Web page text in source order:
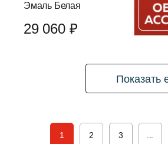
Эмаль Белая
29 060 ₽
Показать
1 2 3 ...